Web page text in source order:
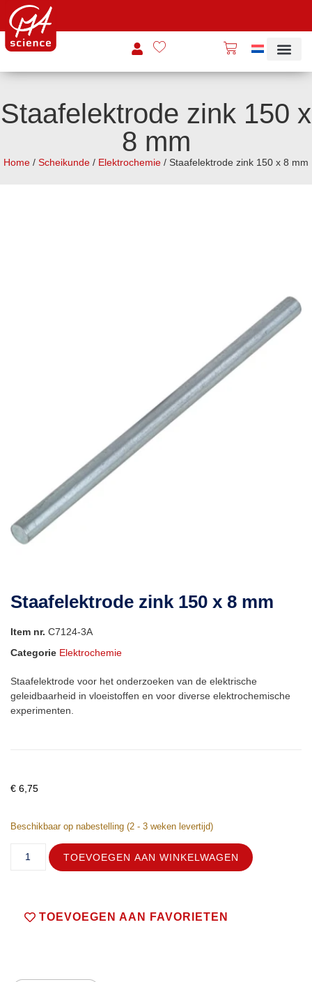
Staafelektrode zink 150 x
8 mm
Home / Scheikunde / Elektrochemie / Staafelektrode zink 150 x 8 mm
Staafelektrode zink 150 x 8 mm
Item nr. C7124-3A
Categorie Elektrochemie
Staafelektrode voor het onderzoeken van de elektrische
geleidbaarheid in vloeistoffen en voor diverse elektrochemische
experimenten.
€ 6,75
Beschikbaar op nabestelling (2 - 3 weken levertijd)
TOEVOEGEN AAN WINKELWAGEN
TOEVOEGEN AAN FAVORIETEN